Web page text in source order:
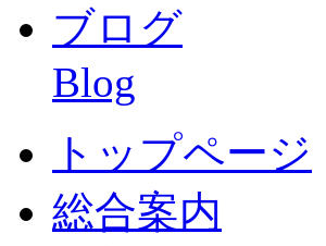
ブログ
Blog
トップページ
総合案内